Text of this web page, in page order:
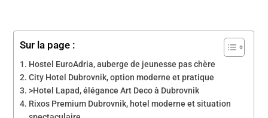
Sur la page :
Hostel EuroAdria, auberge de jeunesse pas chère
City Hotel Dubrovnik, option moderne et pratique
>Hotel Lapad, élégance Art Deco à Dubrovnik
Rixos Premium Dubrovnik, hotel moderne et situation